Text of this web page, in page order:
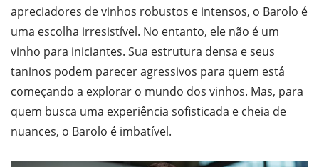
apreciadores de vinhos robustos e intensos, o Barolo é
uma escolha irresistível. No entanto, ele não é um
vinho para iniciantes. Sua estrutura densa e seus
taninos podem parecer agressivos para quem está
começando a explorar o mundo dos vinhos. Mas, para
quem busca uma experiência sofisticada e cheia de
nuances, o Barolo é imbatível.